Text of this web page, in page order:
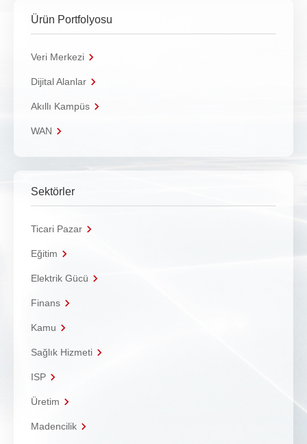
Ürün Portfolyosu
Veri Merkezi
Dijital Alanlar
Akıllı Kampüs
WAN
Sektörler
Ticari Pazar
Eğitim
Elektrik Gücü
Finans
Kamu
Sağlık Hizmeti
ISP
Üretim
Madencilik